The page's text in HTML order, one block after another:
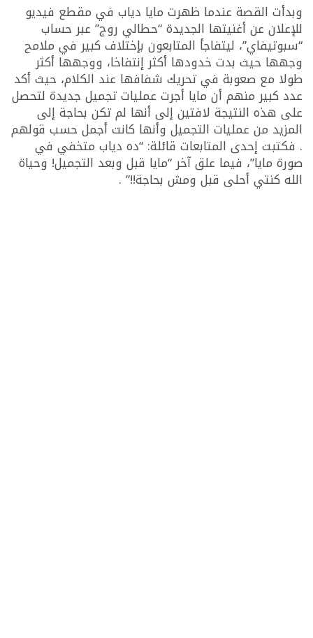
وبدأت القصة عندما ظهرت مايا دياب في مقطع فيديو
للإعلان عن أغنيتها الجديدة “حطالي روج” عبر حساب
“سبوتيفاي”، ليتفاجأ المتابعون بإختلاف كبير في ملامح
وجهها حيث بدت خدودها أكثر إنتفاخا، ووجهها أكثر
طولا مع صعوبة في تحريك شفافها عند الكلام، حيث أكد
عدد كبير منهم أن مايا أجرت عمليات تجميل جديدة لتحصل
على هذه النتيجة لافتين إلى أنها لم تكن بحاجة إلى
المزيد من عمليات التجميل وأنها كانت أجمل حسب قولهم
. فكتبت إحدى المتابعات قائلة: “ده دياب متخفي في
صورة مايا”، فيما علق آخر “مايا قبل وبعد التجميل! وحياة
الله كنتي أحلى قبل ومش بحاجة!!” .